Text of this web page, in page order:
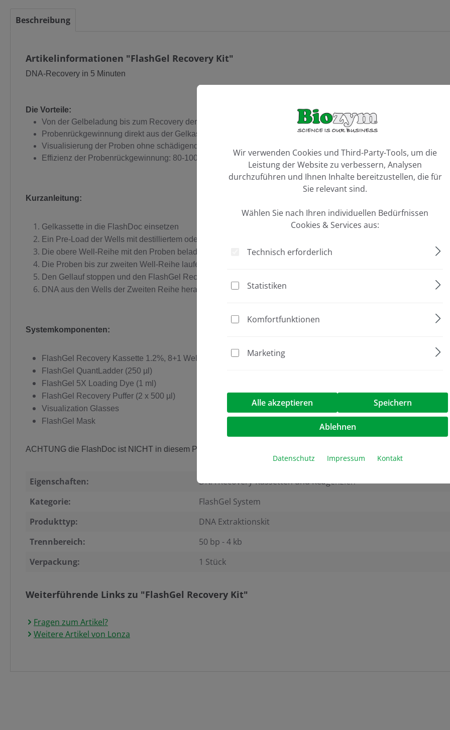
Beschreibung
Artikelinformationen "FlashGel Recovery Kit"
DNA-Recovery in 5 Minuten
Die Vorteile:
Von der Gelbeladung bis zum Recovery der DNA in 5 Minuten
Probenrückgewinnung direkt aus der Gelkassette ohne Ausschneiden der Gelbanden und ohne zusätzliche
Visualisierung der Proben ohne schädigendes UV-Licht
Effizienz der Probenrückgewinnung: 80-100 %
Kurzanleitung:
Gelkassette in die FlashDoc einsetzen
Ein Pre-Load der Wells mit destilliertem oder deionisiertem Wasser durchführen
Die obere Well-Reihe mit den Proben beladen
Die Proben bis zur zweiten Well-Reihe laufen lassen
Den Gellauf stoppen und den FlashGel Recovery Puffer zugeben
DNA aus den Wells der Zweiten Reihe herauspipettieren
Systemkomponenten:
FlashGel Recovery Kassette 1.2%, 8+1 Well, zweizeilig, Packung à 9 Gele
FlashGel QuantLadder (250 µl)
FlashGel 5X Loading Dye (1 ml)
FlashGel Recovery Puffer (2 x 500 µl)
Visualization Glasses
FlashGel Mask
ACHTUNG die FlashDoc ist NICHT in diesem Paket sondern separat erhältlich!
Eigenschaften:
DNA Recovery-Kassetten und Reagenzien
Kategorie:
FlashGel System
Produkttyp:
DNA Extraktionskit
Trennbereich:
50 bp - 4 kb
Verpackung:
1 Stück
Weiterführende Links zu "FlashGel Recovery Kit"
Fragen zum Artikel?
Weitere Artikel von Lonza
Wir verwenden Cookies und Third-Party-Tools, um die
Leistung der Website zu verbessern, Analysen
durchzuführen und Ihnen Inhalte bereitzustellen, die für
Sie relevant sind.
Wählen Sie nach Ihren individuellen Bedürfnissen
Cookies & Services aus:
Technisch erforderlich
Statistiken
Komfortfunktionen
Marketing
Alle akzeptieren Speichern
Ablehnen
Datenschutz Impressum Kontakt